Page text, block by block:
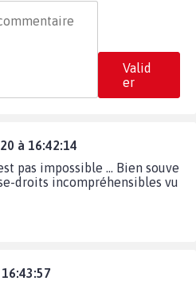
Valid
er
à 16:42:14
pas impossible ... Bien souve
droits incompréhensibles vu